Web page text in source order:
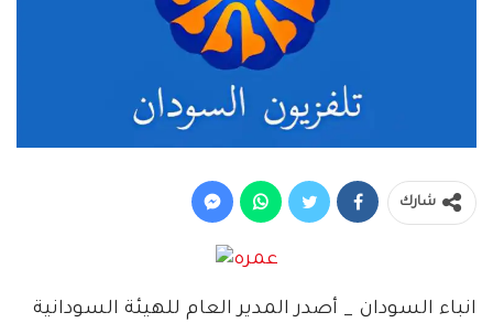
شارك
انباء السودان _ أصدر المدير العام للهيئة السودانية